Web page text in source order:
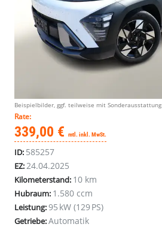
Beispielbilder, ggf. teilweise mit Sonderausstattung
Rate:
339,00 € mtl. inkl. MwSt.
ID: 585257
EZ: 24.04.2025
Kilometerstand: 10 km
Hubraum: 1.580 ccm
Leistung:95 kW (129 PS)
Getriebe:Automatik